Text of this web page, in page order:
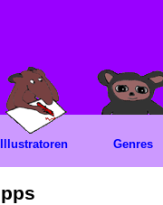
Illustratoren Genres